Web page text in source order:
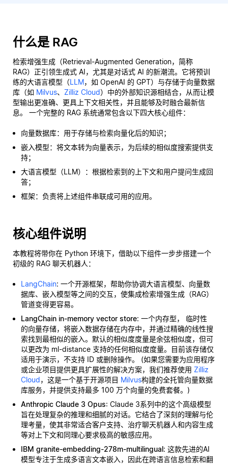
什么是 RAG
检索增强生成（Retrieval-Augmented Generation，简称
RAG）正引领生成式 AI，尤其是对话式 AI 的新潮流。它将预训
练的大语言模型（LLM，如 OpenAI 的 GPT）与存储于向量数据
库（如 Milvus、 Zilliz Cloud）中的外部知识源相结合，从而让模
型输出更准确、更具上下文相关性，并且能够及时融合最新信
息。 一个完整的 RAG 系统通常包含以下四大核心组件：
向量数据库：用于存储与检索向量化后的知识；
嵌入模型：将文本转为向量表示，为后续的相似度搜索提供支
持；
大语言模型（LLM）：根据检索到的上下文和用户提问生成回
答；
框架：负责将上述组件串联成可用的应用。
核心组件说明
本教程将带你在 Python 环境下，借助以下组件一步步搭建一个
初级的 RAG 聊天机器人：
LangChain: 一个开源框架，帮助你协调大语言模型、向量数
据库、嵌入模型等之间的交互，使集成检索增强生成（RAG）
管道变得更容易。
LangChain in-memory vector store: 一个内存型， 临时性
的向量存储，将嵌入数据存储在内存中，并通过精确的线性搜
索找到最相似的嵌入。默认的相似度度量是余弦相似度，但可
以更改为 ml-distance 支持的任何相似度度量。目前该存储仅
适用于演示，不支持 ID 或删除操作。 (如果您需要为应用程序
或企业项目提供更具扩展性的解决方案，我们推荐使用 Zilliz
Cloud，这是一个基于开源项目 Milvus构建的全托管向量数据
库服务，并提供支持最多 100 万个向量的免费套餐。)
Anthropic Claude 3 Opus: Claude 3系列中的这个高级模型
旨在处理复杂的推理和细腻的对话。它结合了深刻的理解与伦
理考量，使其非常适合客户支持、治疗聊天机器人和内容生成
等对上下文和同理心要求极高的敏感应用。
IBM granite-embedding-278m-multilingual: 这款先进的AI
模型专注于生成多语言文本嵌入，因此在跨语言信息检索和翻